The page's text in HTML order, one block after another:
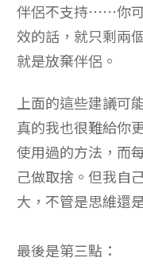
伴侶不支持⋯⋯你
效的話，就只剩兩
就是放棄伴侶。
上面的這些建議可
真的我也很難給你
使用過的方法，而
己做取捨。但我自
大，不管是思維還
最後是第三點：